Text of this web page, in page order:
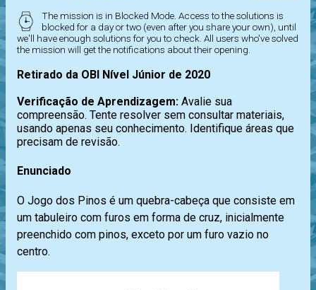
The mission is in Blocked Mode. Access to the solutions is
blocked for a day or two (even after you share your own), until
we'll have enough solutions for you to check. All users who've solved
the mission will get the notifications about their opening.
Retirado da OBI Nível Júnior de 2020
Verificação de Aprendizagem: Avalie sua
compreensão. Tente resolver sem consultar materiais,
usando apenas seu conhecimento. Identifique áreas que
precisam de revisão.
Enunciado
O Jogo dos Pinos é um quebra-cabeça que consiste em
um tabuleiro com furos em forma de cruz, inicialmente
preenchido com pinos, exceto por um furo vazio no
centro.